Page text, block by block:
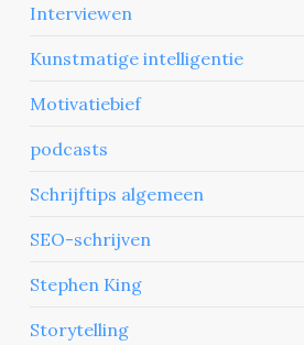
Interviewen
Kunstmatige intelligentie
Motivatiebief
podcasts
Schrijftips algemeen
SEO-schrijven
Stephen King
Storytelling